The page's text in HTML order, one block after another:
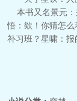
本书又名景元：
悟：欸！你猜怎
补习班？星啸：报